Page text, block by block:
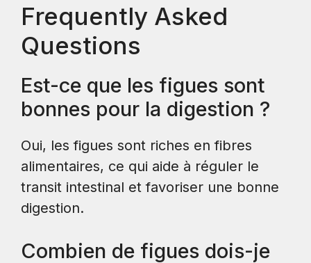
Frequently Asked
Questions
Est-ce que les figues sont
bonnes pour la digestion ?
Oui, les figues sont riches en fibres
alimentaires, ce qui aide à réguler le
transit intestinal et favoriser une bonne
digestion.
Combien de figues dois-je